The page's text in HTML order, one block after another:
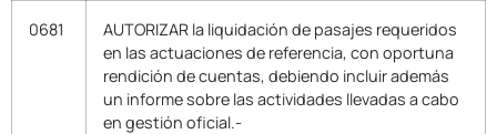
0681
AUTORIZAR la liquidación de pasajes requeridos
en las actuaciones de referencia, con oportuna
rendición de cuentas, debiendo incluir además
un informe sobre las actividades llevadas a cabo
en gestión oficial.-